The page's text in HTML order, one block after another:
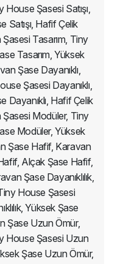
House Şasesi Satışı,
Satışı, Hafif Çelik
Tasarım, Tiny
Tasarım, Yüksek
Şase Dayanıklı,
Şasesi Dayanıklı,
Dayanıklı, Hafif Çelik
Modüler, Tiny
Modüler, Yüksek
Şase Hafif, Karavan
Alçak Şase Hafif,
Şase Dayanıklılık,
House Şasesi
Yüksek Şase
Şase Uzun Ömür,
House Şasesi Uzun
Şase Uzun Ömür,